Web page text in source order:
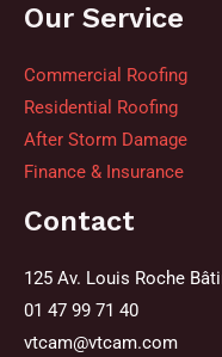
Our Service
Commercial Roofing
Residential Roofing
After Storm Damage
Finance & Insurance
Contact
125 Av. Louis Roche
01 47 99 71 40
vtcam@vtcam.com